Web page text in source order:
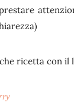
ricetta con il